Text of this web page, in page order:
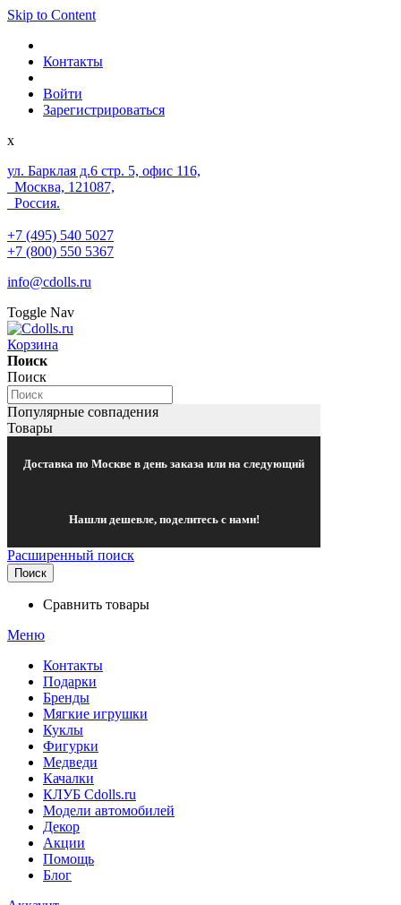
Skip to Content
Контакты
Войти
Зарегистрироваться
x
ул. Барклая д.6 стр. 5, офис 116,
Москва, 121087,
Россия.
+7 (495) 540 5027
+7 (800) 550 5367
info@cdolls.ru
Toggle Nav
Корзина
Поиск
Поиск
Популярные совпадения
Товары
Доставка по Москве в день заказа или на следующий
Нашли дешевле, поделитесь с нами!
Расширенный поиск
Поиск
Сравнить товары
Меню
Контакты
Подарки
Бренды
Мягкие игрушки
Куклы
Фигурки
Медведи
Качалки
КЛУБ Cdolls.ru
Модели автомобилей
Декор
Акции
Помощь
Блог